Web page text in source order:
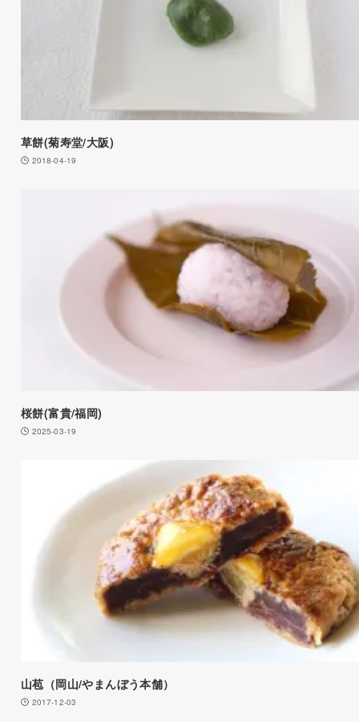
草餅(菊寿堂/大阪)
2018-04-19
桜餅(富貴/福岡)
2025-03-19
山苞（岡山/やまんぼう本舗）
2017-12-03